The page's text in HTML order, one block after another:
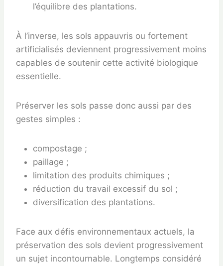
l’équilibre des plantations.
À l’inverse, les sols appauvris ou fortement
artificialisés deviennent progressivement moins
capables de soutenir cette activité biologique
essentielle.
Préserver les sols passe donc aussi par des
gestes simples :
compostage ;
paillage ;
limitation des produits chimiques ;
réduction du travail excessif du sol ;
diversification des plantations.
Face aux défis environnementaux actuels, la
préservation des sols devient progressivement
un sujet incontournable. Longtemps considéré